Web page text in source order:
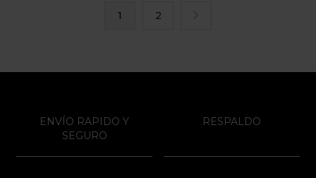
1 2
ENVÍO RAPIDO Y
SEGURO
RESPALDO